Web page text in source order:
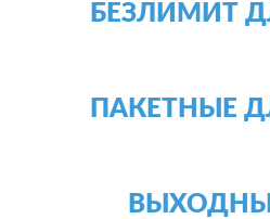
БЕЗЛИМИТ
ПАКЕТНЫЕ